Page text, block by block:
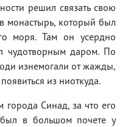
решил связать свою
монастырь, который был
моря. Там он усердно
чудотворным даром. По
изнемогали от жажды,
из ниоткуда.
города Синад, за что его
в большом почете у